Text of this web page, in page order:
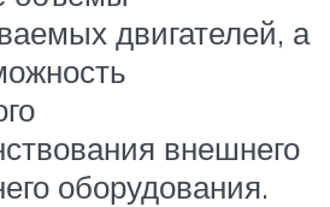
двигателей, а
внешнего
оборудования.